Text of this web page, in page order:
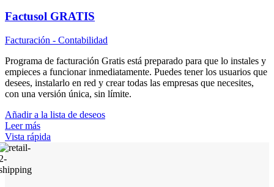
Factusol GRATIS
Facturación - Contabilidad
Programa de facturación Gratis está preparado para que lo instales y
empieces a funcionar inmediatamente. Puedes tener los usuarios que
desees, instalarlo en red y crear todas las empresas que necesites,
con una versión única, sin límite.
Añadir a la lista de deseos
Leer más
Vista rápida